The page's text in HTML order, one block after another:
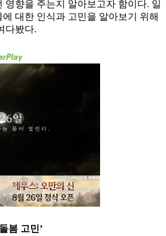
영향을 주는지 알아보고자 함이다. 일
대한 인식과 고민을 알아보기 위해
다봤다.
봄 고민’